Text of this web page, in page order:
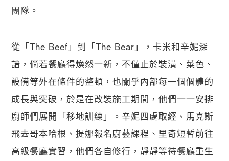
團隊。
從「The Beef」到「The Bear」，卡米和辛妮深
諳，倘若餐廳得煥然一新，不僅止於裝潢、菜色、
設備等外在條件的整頓，也關乎內部每一個個體的
成長與突破，於是在改裝施工期間，他們一一安排
廚師們展開「移地訓練」。辛妮四處取經、馬克斯
飛去哥本哈根、提娜報名廚藝課程、里奇短暫前往
高級餐廳實習，他們各自修行，靜靜等待餐廳重生